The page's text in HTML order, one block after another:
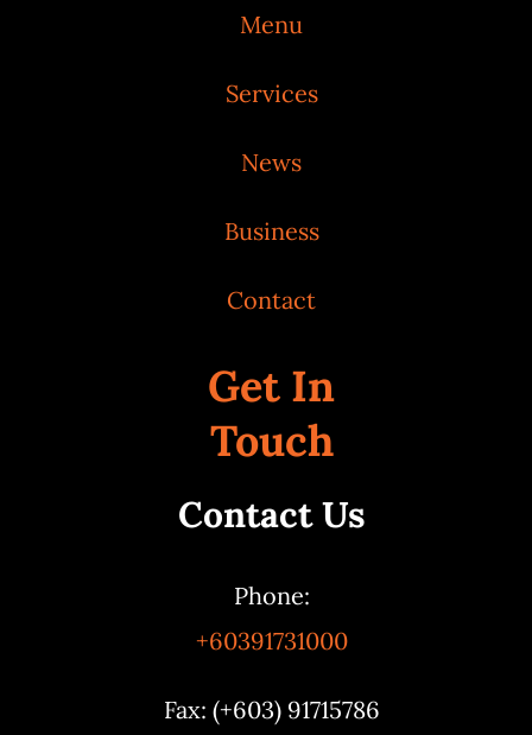
Menu
Services
News
Business
Contact
Get In
Touch
Contact Us
Phone:
+60391731000
Fax: (+603) 91715786